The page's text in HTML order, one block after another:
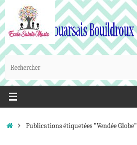
Passer
au
contenu
AccueilPublications étiquetées "Vendée Globe"